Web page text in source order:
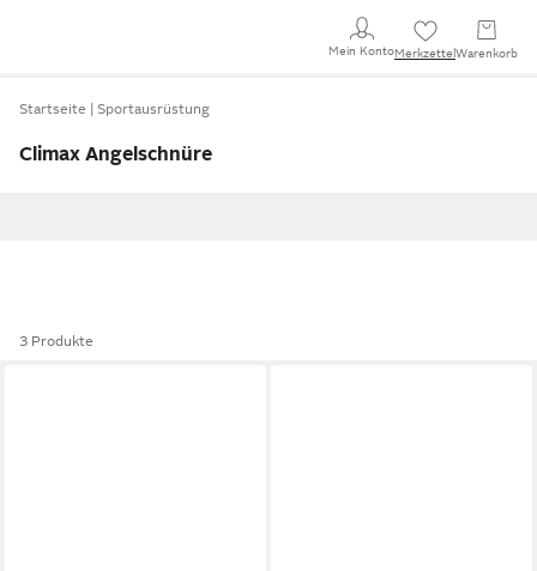
Mein KontoMerkzettel Warenkorb
Startseite Sportausrüstung
Climax Angelschnüre
3 Produkte